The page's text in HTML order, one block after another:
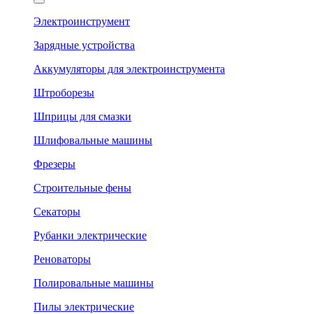
Электроинструмент
Зарядные устройства
Аккумуляторы для электроинструмента
Штроборезы
Шприцы для смазки
Шлифовальные машины
Фрезеры
Строительные фены
Секаторы
Рубанки электрические
Реноваторы
Полировальные машины
Пилы электрические